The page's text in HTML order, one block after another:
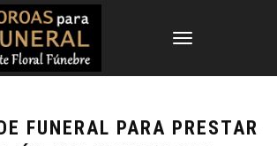
TOGGLE
FUNERAL PARA PRESTAR